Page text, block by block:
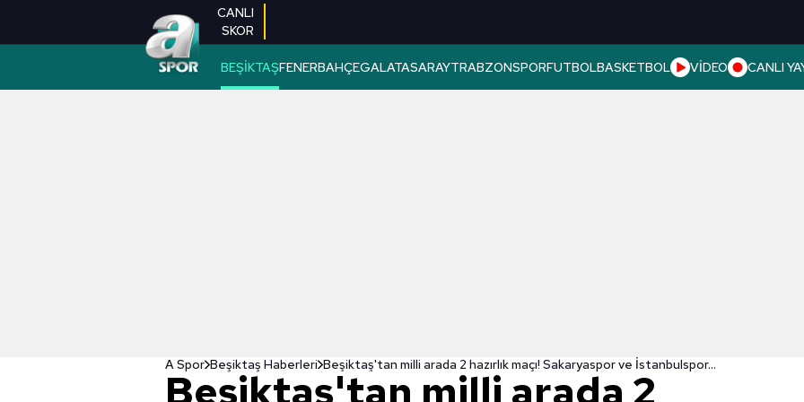
CANLI
SKOR
BEŞİKTAŞFENERBAHÇEGALATASARAYTRABZONSPORFUTBOLBASKETBOL VİDEO CANLI
A Spor Beşiktaş Haberleri Beşiktaş'tan milli arada 2 hazırlık maçı! Sakaryaspor ve İstanbulspor...
Beşiktaş'tan milli arada 2